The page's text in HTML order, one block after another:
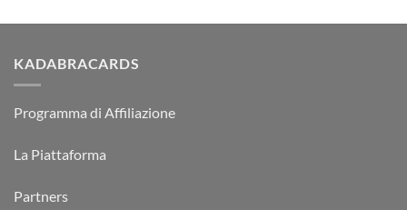
KADABRACARDS
Programma di Affiliazione
La Piattaforma
Partners